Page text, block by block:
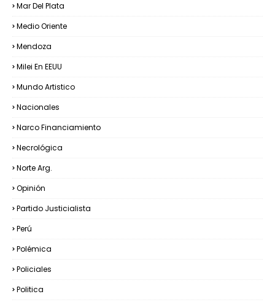
Mar Del Plata
Medio Oriente
Mendoza
Milei En EEUU
Mundo Artistico
Nacionales
Narco Financiamiento
Necrológica
Norte Arg.
Opinión
Partido Justicialista
Perú
Polémica
Policiales
Politica